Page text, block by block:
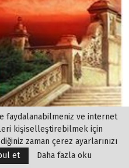
faydalanabilmeniz ve internet
kişiselleştirebilmek için
zaman çerez ayarlarınızı
et Daha fazla oku